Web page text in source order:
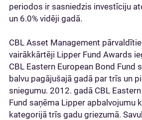
periodos ir sasniedzis investīciju
un 6.0% vidēji gadā.
CBL Asset Management
vairākkārtēji Lipper Fund Awards
CBL Eastern European Bond Fund
balvu pagājušajā gadā par trīs un
sniegumu. 2012. gadā CBL
Fund saņēma Lipper apbalvojumu
kategorijā trīs gadu griezumā.